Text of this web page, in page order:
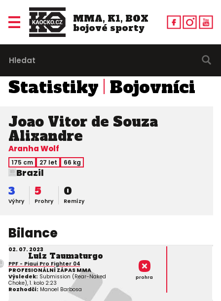
MMA, K1, BOX
bojové sporty
Statistiky Bojovníci
Joao Vitor de Souza
Alixandre
Aranha Wolf
175 cm 27 let 66 kg
Brazil
Výhry
3
Prohry
5
Remízy
0
Bilance
02. 07. 2023
Luiz Taumaturgo
PPF - Piaui Pro Fighter 04
PROFESIONÁLNÍ ZÁPAS MMA
Výsledek: Submission (Rear-Naked
Choke), 1. kolo 2:23
Rozhodčí: Manoel Barbosa
prohra